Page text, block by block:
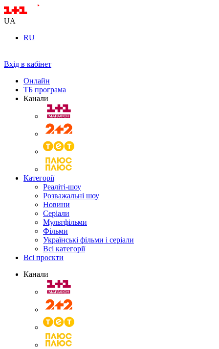
UA
RU
Вхід в кабінет
Онлайн
ТБ програма
Канали
Категорії
Реаліті-шоу
Розважальні шоу
Новини
Серіали
Мультфільми
Фільми
Українські фільми і серіали
Всі категорії
Всі проєкти
Канали